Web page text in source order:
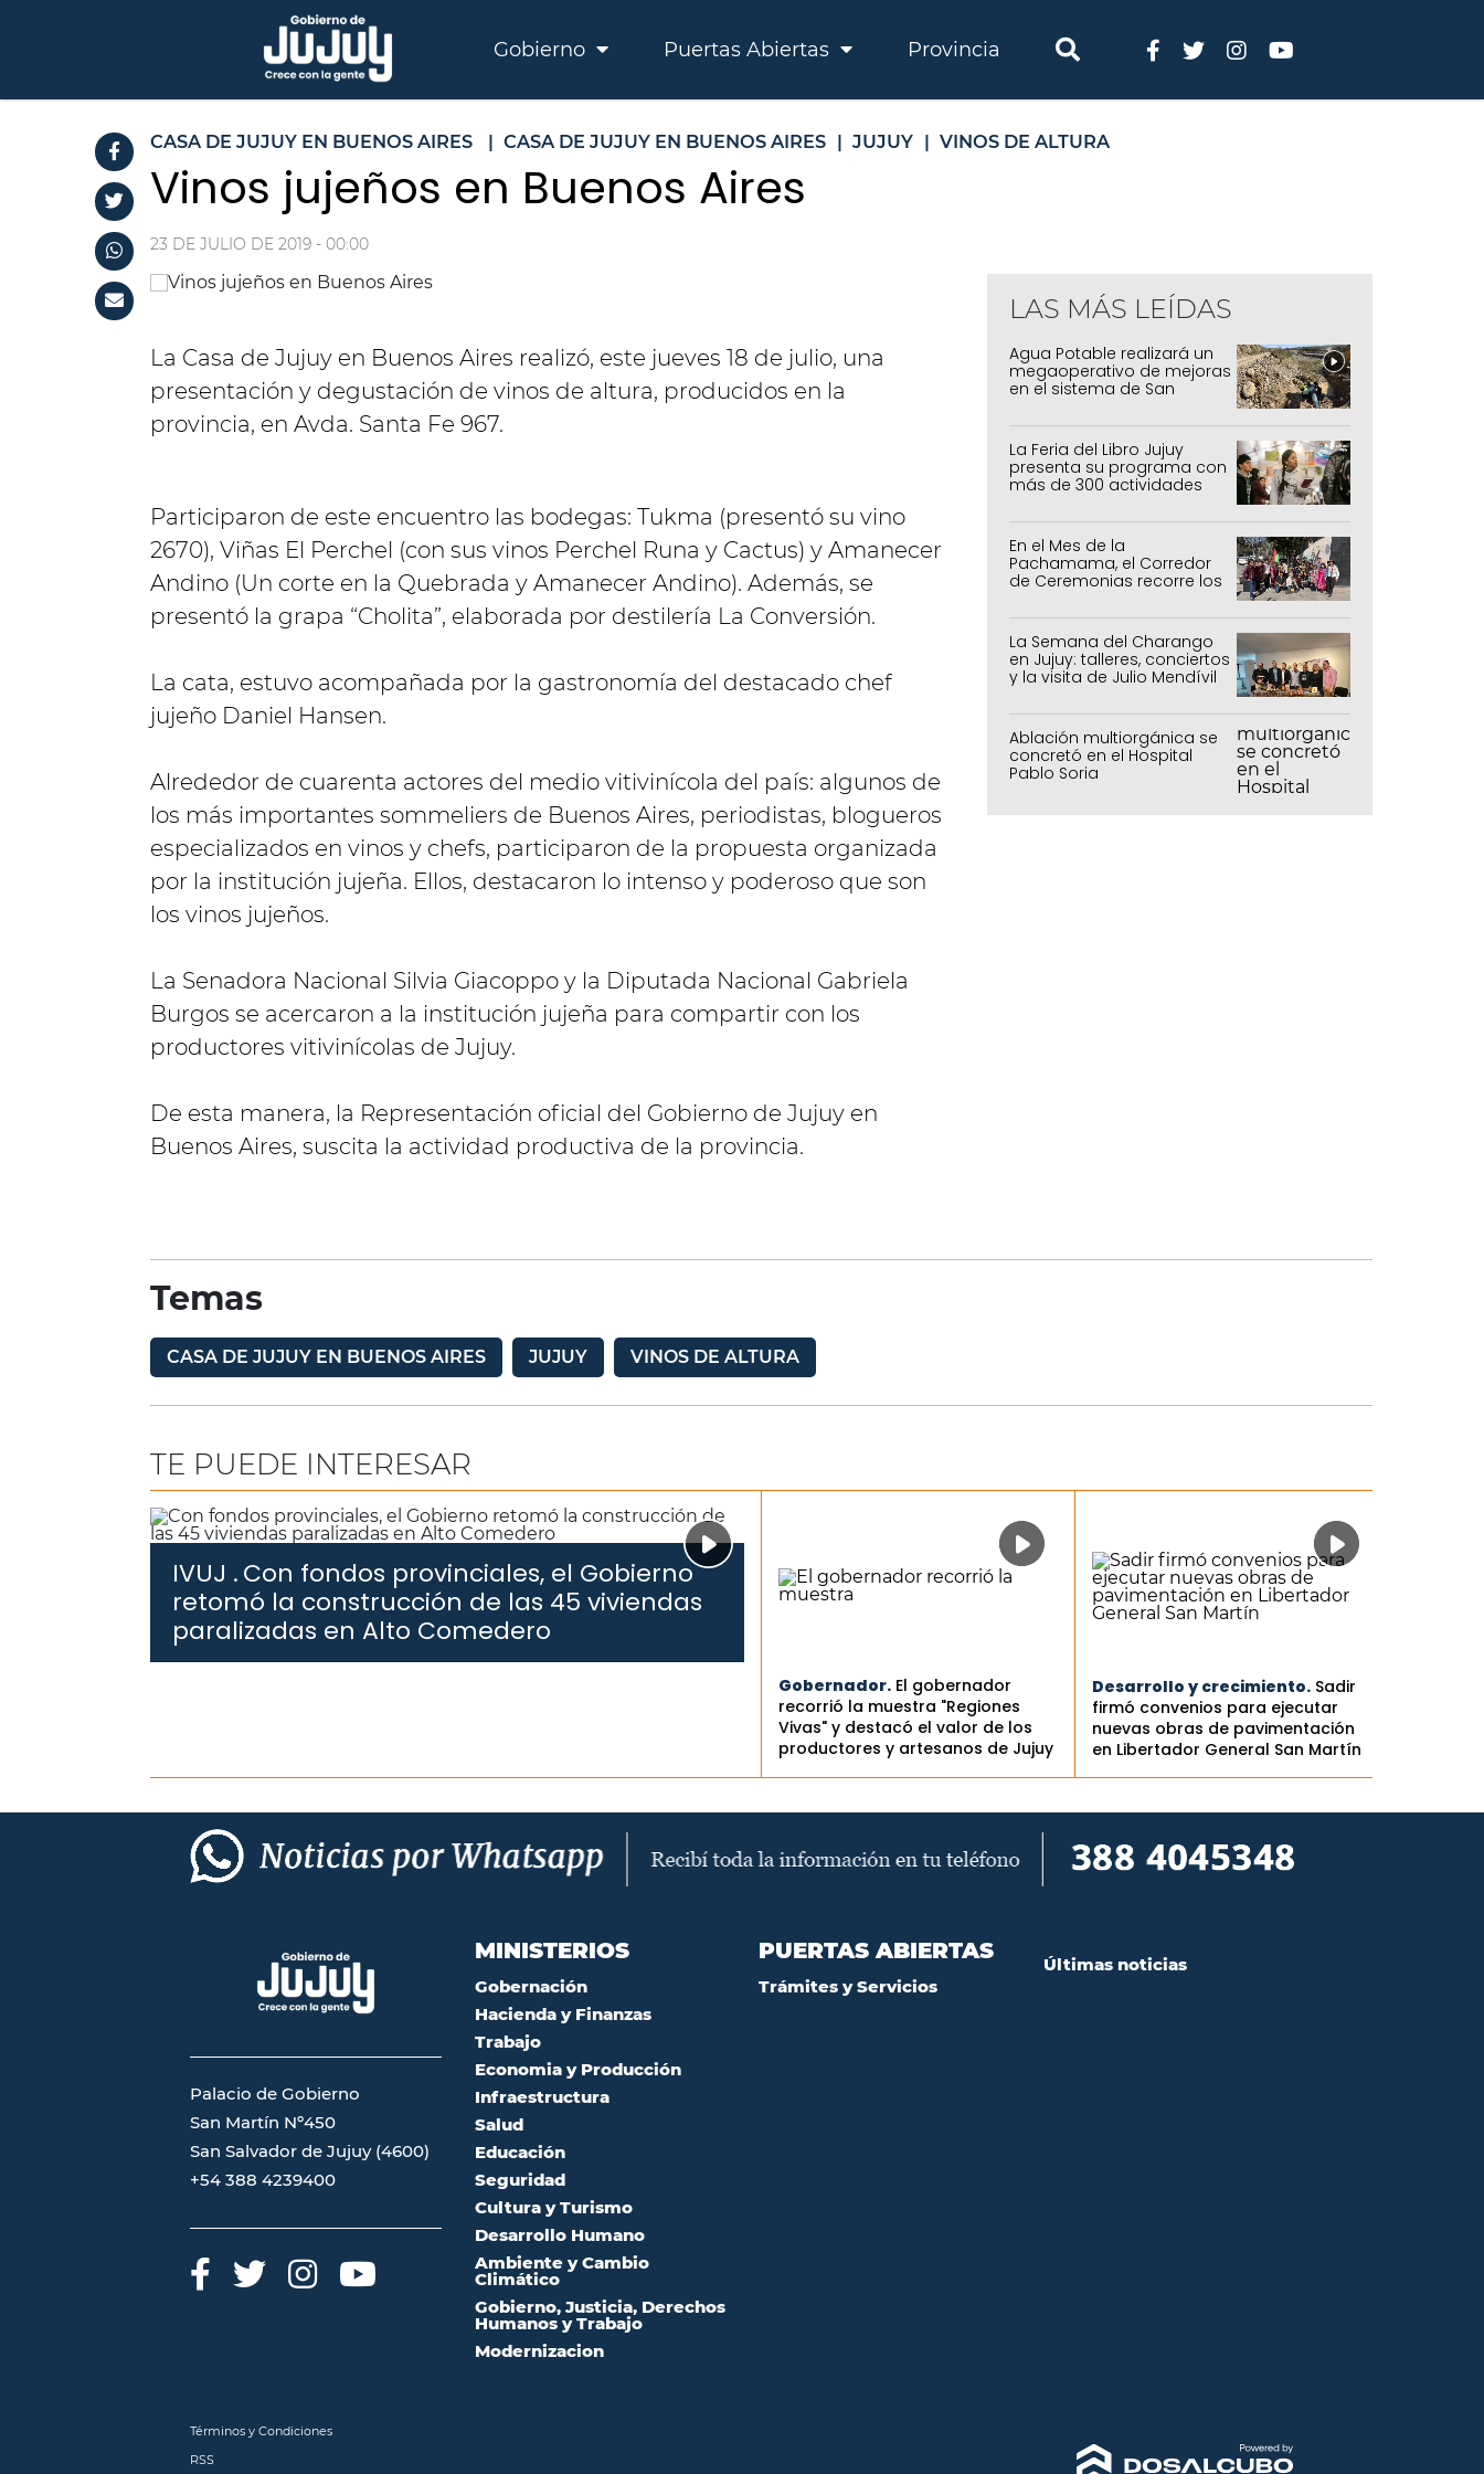
Gobierno Puertas Abiertas Provincia
CASA DE JUJUY EN BUENOS AIRES | CASA DE JUJUY EN BUENOS AIRES | JUJUY | VINOS DE ALTURA
Vinos jujeños en Buenos Aires
23 DE JULIO DE 2019 - 00:00
La Casa de Jujuy en Buenos Aires realizó, este jueves 18 de julio, una
presentación y degustación de vinos de altura, producidos en la
provincia, en Avda. Santa Fe 967.
Participaron de este encuentro las bodegas: Tukma (presentó su vino
2670), Viñas El Perchel (con sus vinos Perchel Runa y Cactus) y Amanecer
Andino (Un corte en la Quebrada y Amanecer Andino). Además, se
presentó la grapa “Cholita”, elaborada por destilería La Conversión.
La cata, estuvo acompañada por la gastronomía del destacado chef
jujeño Daniel Hansen.
Alrededor de cuarenta actores del medio vitivinícola del país: algunos de
los más importantes sommeliers de Buenos Aires, periodistas, blogueros
especializados en vinos y chefs, participaron de la propuesta organizada
por la institución jujeña. Ellos, destacaron lo intenso y poderoso que son
los vinos jujeños.
La Senadora Nacional Silvia Giacoppo y la Diputada Nacional Gabriela
Burgos se acercaron a la institución jujeña para compartir con los
productores vitivinícolas de Jujuy.
De esta manera, la Representación oficial del Gobierno de Jujuy en
Buenos Aires, suscita la actividad productiva de la provincia.
LAS MÁS LEÍDAS
Agua Potable realizará un
megaoperativo de mejoras
en el sistema de San
La Feria del Libro Jujuy
presenta su programa con
más de 300 actividades
En el Mes de la
Pachamama, el Corredor
de Ceremonias recorre los
capital
La Semana del Charango
en Jujuy: talleres, conciertos
y la visita de Julio Mendívil
Ablación multiorgánica se
concretó en el Hospital
Pablo Soria
Temas
CASA DE JUJUY EN BUENOS AIRES JUJUY VINOS DE ALTURA
TE PUEDE INTERESAR
IVUJ .Con fondos provinciales, el Gobierno
retomó la construcción de las 45 viviendas
paralizadas en Alto Comedero
Gobernador. El gobernador
recorrió la muestra "Regiones
Vivas" y destacó el valor de los
productores y artesanos de Jujuy
Desarrollo y crecimiento. Sadir
firmó convenios para ejecutar
nuevas obras de pavimentación
en Libertador General San Martín
Palacio de Gobierno
San Martín Nº450
San Salvador de Jujuy (4600)
+54 388 4239400
MINISTERIOS
Gobernación
Hacienda y Finanzas
Trabajo
Economia y Producción
Infraestructura
Salud
Educación
Seguridad
Cultura y Turismo
Desarrollo Humano
Ambiente y Cambio
Climático
Gobierno, Justicia, Derechos
Humanos y Trabajo
Modernizacion
PUERTAS ABIERTAS
Trámites y Servicios
Últimas noticias
Términos y Condiciones
RSS